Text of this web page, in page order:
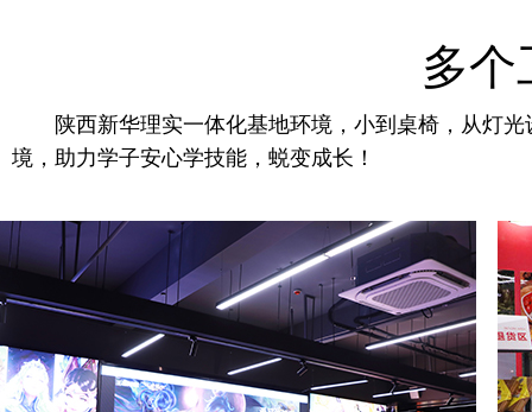
多个
陕西新华理实一体化基地环境，小到桌椅，从灯
境，助力学子安心学技能，蜕变成长！